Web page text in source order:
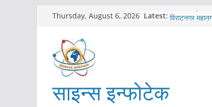
content
Thursday, August 6, 2026 Latest: कोरोना संक्रमण
साइन्स इन्फोटेक